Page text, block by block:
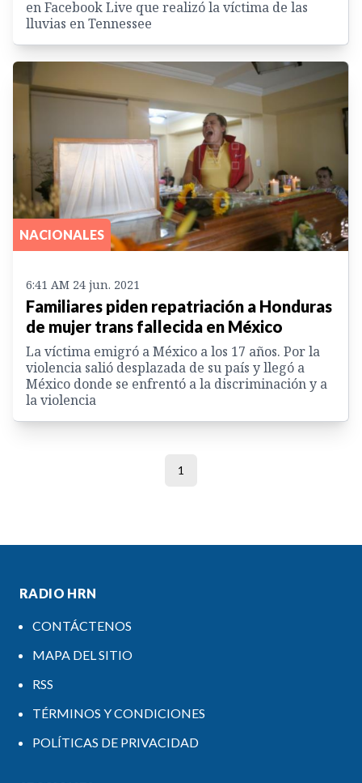
en Facebook Live que realizó la víctima de las
lluvias en Tennessee
NACIONALES
6:41 AM 24 jun. 2021
Familiares piden repatriación a Honduras
de mujer trans fallecida en México
La víctima emigró a México a los 17 años. Por la
violencia salió desplazada de su país y llegó a
México donde se enfrentó a la discriminación y a
la violencia
1
RADIO HRN
CONTÁCTENOS
MAPA DEL SITIO
RSS
TÉRMINOS Y CONDICIONES
POLÍTICAS DE PRIVACIDAD